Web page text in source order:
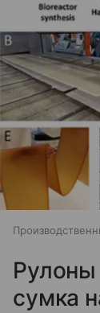
сумка